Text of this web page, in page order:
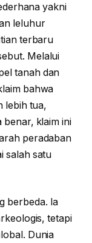
yakni
leluhur
terbaru
Melalui
tanah dan
bahwa
lebih tua,
benar, klaim ini
peradaban
salah satu
berbeda. Ia
tetapi
Dunia